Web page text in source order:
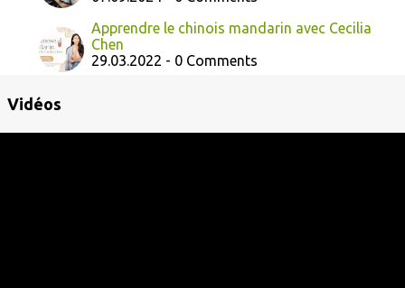
Apprendre le chinois mandarin avec Cecilia
Chen
29.03.2022 - 0 Comments
Vidéos